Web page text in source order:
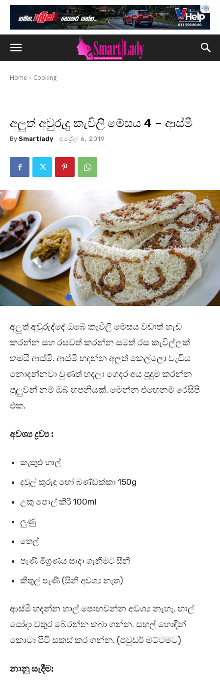
Home Cooking
අලුත් අවුරුදු කැවිලි මේසය 4 – ආස්මී
By Smartlady අප්‍රේල් 6, 2019
අලුත් අවුරුද්දේ ඔබේ කැවිලි මේසය වඩාත් හැඩ
කරන්න සහ රසවත් කරන්න සමත් රස කැවිල්ලක්
තමයි ආස්මී. ආස්මී හදන්න අලුත් කෙල්ලො වැඩිය
නොදන්නවා වුණත් හදලා ගෙදර අය පුදුම කරන්න
පුලුවන් නම් ඔබ හපනියක්. මෙන්න එහෙනම් රෙසිපි
එක.
අවශ්‍ය ද්‍රව්‍ය :
කැකුළු හාල්
දවුල් කුරුඳු හෝ බණ්ඩක්කා 150g
උකු පොල් කිරි 100ml
ලුණු
තෙල්
පැණි මිශ්‍රණය සාදා ගැනීමට සීනි
කිතුල් පැණි (සීනි අවශ්‍ය නැත)
ආස්මී හදන්න හාල් පොඟවන්න අවශ්‍ය නැහැ. හාල්
සෝදා වතුර බේරන්න තබා ගන්න. සහල් හොඳින්
කොටා පිටි සකස් කර ගන්න. (පවුඩර් මට්ටමට)
නානු සැදීම: